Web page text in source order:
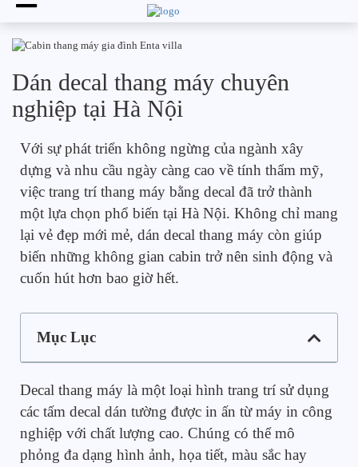
TIN TỨC
Dán decal thang máy chuyên
nghiệp tại Hà Nội
Với sự phát triển không ngừng của ngành xây
dựng và nhu cầu ngày càng cao về tính thẩm mỹ,
việc trang trí thang máy bằng decal đã trở thành
một lựa chọn phổ biến tại Hà Nội. Không chỉ mang
lại vẻ đẹp mới mẻ, dán decal thang máy còn giúp
biến những không gian cabin trở nên sinh động và
cuốn hút hơn bao giờ hết.
Mục Lục
Decal thang máy là một loại hình trang trí sử dụng
các tấm decal dán tường được in ấn từ máy in công
nghiệp với chất lượng cao. Chúng có thể mô
phỏng đa dạng hình ảnh, họa tiết, màu sắc hay